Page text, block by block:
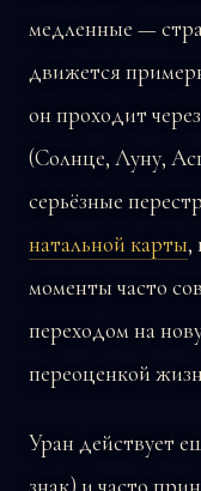
медленные —
движется
он проходит
(Солнце, Луну,
серьёзные
натальной карты,
моменты часто
переходом на
переоценкой
Уран действует